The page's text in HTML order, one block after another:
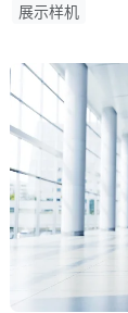
展示样机